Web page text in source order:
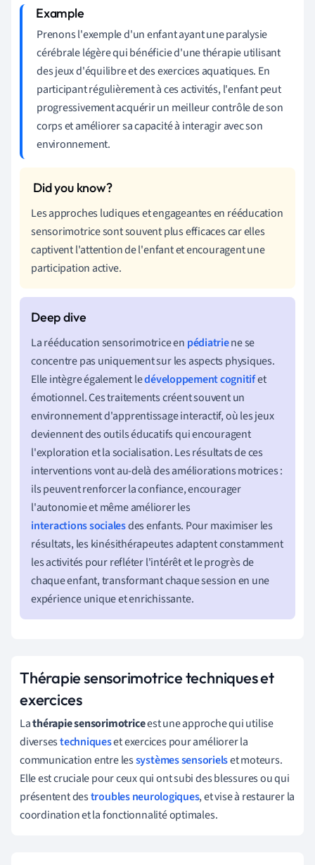
Prenons l'exemple d'un enfant ayant une paralysie
cérébrale légère qui bénéficie d'une thérapie utilisant
des jeux d'équilibre et des exercices aquatiques. En
participant régulièrement à ces activités, l'enfant peut
progressivement acquérir un meilleur contrôle de son
corps et améliorer sa capacité à interagir avec son
environnement.
Les approches ludiques et engageantes en rééducation
sensorimotrice sont souvent plus efficaces car elles
captivent l'attention de l'enfant et encouragent une
participation active.
La rééducation sensorimotrice en pédiatriene se
concentre pas uniquement sur les aspects physiques.
Elle intègre également ledéveloppement cognitifet
émotionnel. Ces traitements créent souvent un
environnement d'apprentissage interactif, où les jeux
deviennent des outils éducatifs qui encouragent
l'exploration et la socialisation. Les résultats de ces
interventions vont au-delà des améliorations motrices :
ils peuvent renforcer la confiance, encourager
l'autonomie et même améliorer les
interactions socialesdes enfants. Pour maximiser les
résultats, les kinésithérapeutes adaptent constamment
les activités pour refléter l'intérêt et le progrès de
chaque enfant, transformant chaque session en une
expérience unique et enrichissante.
Thérapie sensorimotrice techniques et
exercices
Lathérapie sensorimotriceest une approche qui utilise
diversestechniqueset exercices pour améliorer la
communication entre lessystèmes sensorielset moteurs.
Elle est cruciale pour ceux qui ont subi des blessures ou qui
présentent destroubles neurologiques, et vise à restaurer la
coordination et la fonctionnalité optimales.